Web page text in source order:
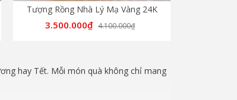
Tượng Rồng Nhà Lý Mạ Vàng 24K
3.500.000₫ 4.100.000₫
hay Tết. Mỗi món quà không chỉ mang